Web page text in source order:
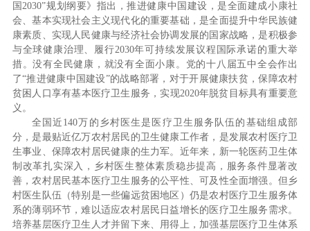
国2030”规划纲要》指出，推进健康中国建设，是全面建成小康社
会、基本实现社会主义现代化的重要基础，是全面提升中华民族健
康素质、实现人民健康与经济社会协调发展的国家战略，是积极参
与全球健康治理、履行2030年可持续发展议程国际承诺的重大举
措。没有全民健康，就没有全面小康。党的十八届五中全会作出
了“推进健康中国建设”的战略部署，对于开展健康扶贫，保障农村
贫困人口享有基本医疗卫生服务，实现2020年脱贫目标具有重要意
义。
全国近140万的乡村医生是医疗卫生服务队伍的基础组成部
分，是最贴近亿万农村居民的卫生健康工作者，是发展农村医疗卫
生事业、保障农村居民健康的生力军。近年来，新一轮医药卫生体
制改革扎实深入，乡村医生整体素质稳步提高，服务条件显著改
善，农村居民基本医疗卫生服务的公平性、可及性全面增强。但乡
村医生队伍（特别是一些偏远贫困地区）仍是农村医疗卫生服务体
系的薄弱环节，难以适应农村居民日益增长的医疗卫生服务需求。
培养基层医疗卫生人才并留下来、用得上，加强基层医疗卫生体系